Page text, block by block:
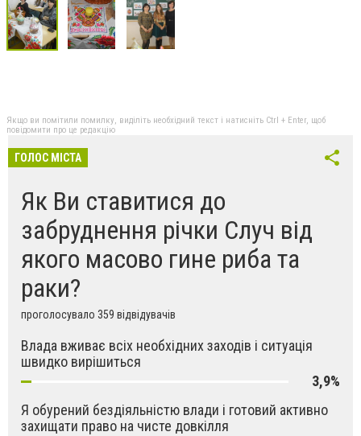
Якщо ви помітили помилку, виділіть необхідний текст і натисніть Ctrl + Enter, щоб
повідомити про це редакцію
ГОЛОС МІСТА
Як Ви ставитися до
забруднення річки Случ від
якого масово гине риба та
раки?
проголосувало 359 відвідувачів
Влада вживає всіх необхідних заходів і ситуація
швидко вирішиться
3,9%
Я обурений бездіяльністю влади і готовий активно
захищати право на чисте довкілля